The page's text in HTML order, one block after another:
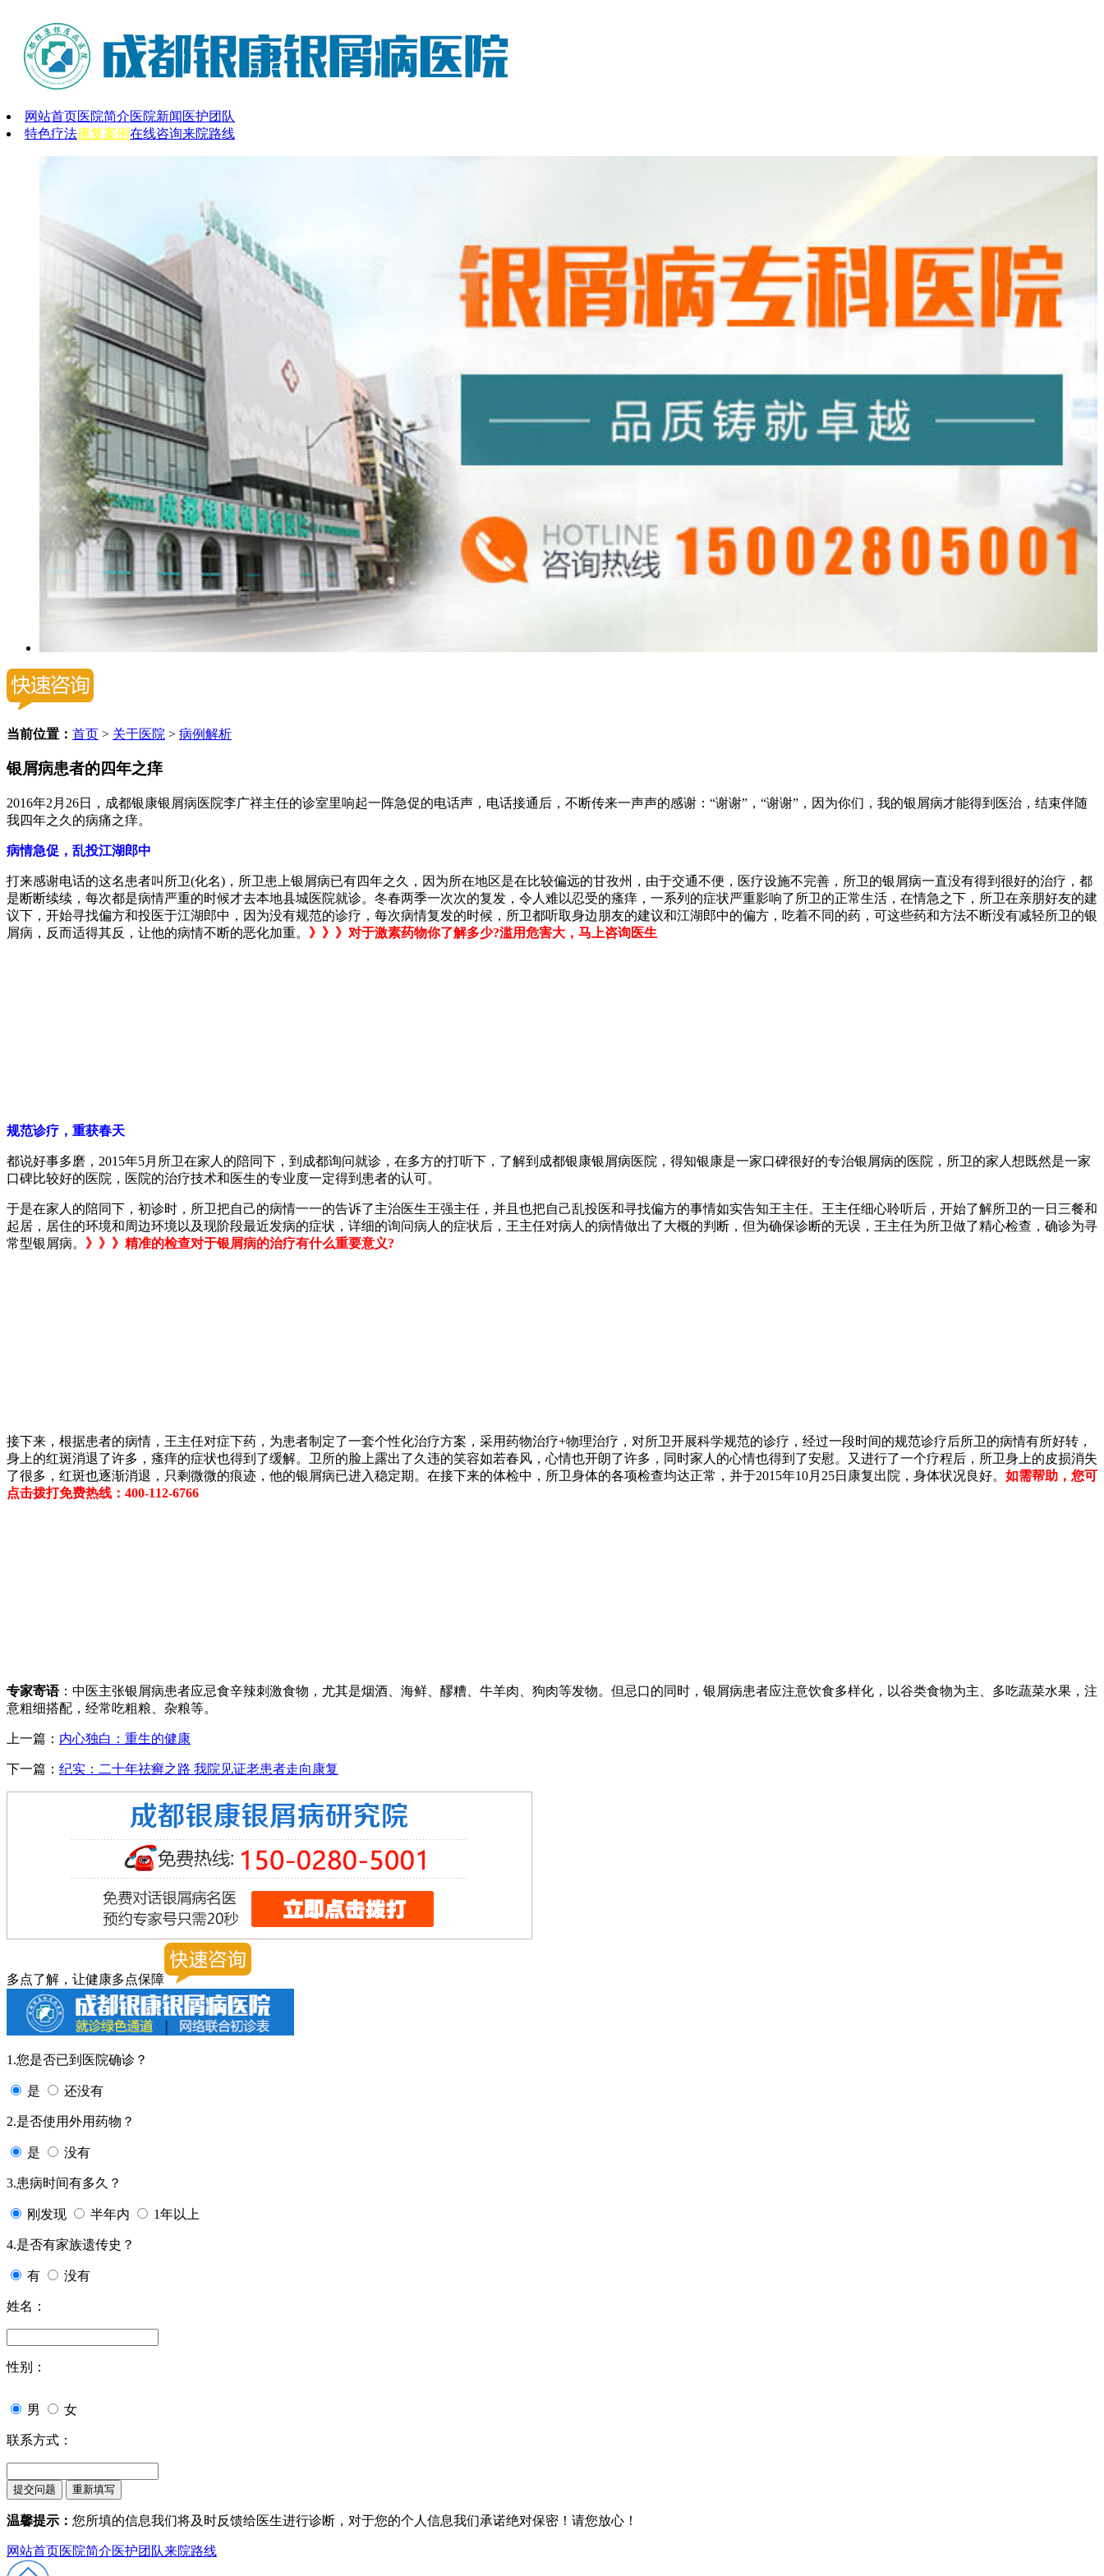
网站首页医院简介医院新闻 医护团队
特色疗法康复案例在线咨询来院路线
当前位置： 首页 > 关于医院 > 病例解析
银屑病患者的四年之痒
2016年2月26日，成都银康银屑病医院李广祥主任的诊室里响起一阵急促的电话声，电话接通后，不断传来一声声的感谢：“谢谢”，“谢谢”，因为你们，我的银屑病才能得到医治，结束伴随
我四年之久的病痛之痒。
病情急促，乱投江湖郎中
打来感谢电话的这名患者叫所卫(化名)，所卫患上银屑病已有四年之久，因为所在地区是在比较偏远的甘孜州，由于交通不便，医疗设施不完善，所卫的银屑病一直没有得到很好的治疗，都
是断断续续，每次都是病情严重的时候才去本地县城医院就诊。冬春两季一次次的复发，令人难以忍受的瘙痒，一系列的症状严重影响了所卫的正常生活，在情急之下，所卫在亲朋好友的建
议下，开始寻找偏方和投医于江湖郎中，因为没有规范的诊疗，每次病情复发的时候，所卫都听取身边朋友的建议和江湖郎中的偏方，吃着不同的药，可这些药和方法不断没有减轻所卫的银
屑病，反而适得其反，让他的病情不断的恶化加重。 》》》对于激素药物你了解多少?滥用危害大，马上咨询医生
规范诊疗，重获春天
都说好事多磨，2015年5月所卫在家人的陪同下，到成都询问就诊，在多方的打听下，了解到成都银康银屑病医院，得知银康是一家口碑很好的专治银屑病的医院，所卫的家人想既然是一家
口碑比较好的医院，医院的治疗技术和医生的专业度一定得到患者的认可。
于是在家人的陪同下，初诊时，所卫把自己的病情一一的告诉了主治医生王强主任，并且也把自己乱投医和寻找偏方的事情如实告知王主任。王主任细心聆听后，开始了解所卫的一日三餐和
起居，居住的环境和周边环境以及现阶段最近发病的症状，详细的询问病人的症状后，王主任对病人的病情做出了大概的判断，但为确保诊断的无误，王主任为所卫做了精心检查，确诊为寻
常型银屑病。 》》》精准的检查对于银屑病的治疗有什么重要意义?
接下来，根据患者的病情，王主任对症下药，为患者制定了一套个性化治疗方案，采用药物治疗+物理治疗，对所卫开展科学规范的诊疗，经过一段时间的规范诊疗后所卫的病情有所好转，
身上的红斑消退了许多，瘙痒的症状也得到了缓解。卫所的脸上露出了久违的笑容如若春风，心情也开朗了许多，同时家人的心情也得到了安慰。又进行了一个疗程后，所卫身上的皮损消失
了很多，红斑也逐渐消退，只剩微微的痕迹，他的银屑病已进入稳定期。在接下来的体检中，所卫身体的各项检查均达正常，并于2015年10月25日康复出院，身体状况良好。 如需帮助，您可
点击拨打免费热线：400-112-6766
专家寄语：中医主张银屑病患者应忌食辛辣刺激食物，尤其是烟酒、海鲜、醪糟、牛羊肉、狗肉等发物。但忌口的同时，银屑病患者应注意饮食多样化，以谷类食物为主、多吃蔬菜水果，注
意粗细搭配，经常吃粗粮、杂粮等。
上一篇： 内心独白：重生的健康
下一篇： 纪实：二十年祛癣之路 我院见证老患者走向康复
多点了解，让健康多点保障
1.您是否已到医院确诊？
是 还没有
2.是否使用外用药物？
是 没有
3.患病时间有多久？
刚发现 半年内 1年以上
4.是否有家族遗传史？
有 没有
姓名：
性别：
男 女
联系方式：
温馨提示： 您所填的信息我们将及时反馈给医生进行诊断，对于您的个人信息我们承诺绝对保密！请您放心！
网站首页医院简介医护团队来院路线